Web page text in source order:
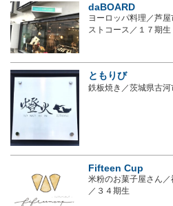
daBOARD
ヨーロッパ料理／芦
ストコース／１７期生
ともりび
鉄板焼き／茨城県古
Fifteen Cup
米粉のお菓子屋さん
／３４期生